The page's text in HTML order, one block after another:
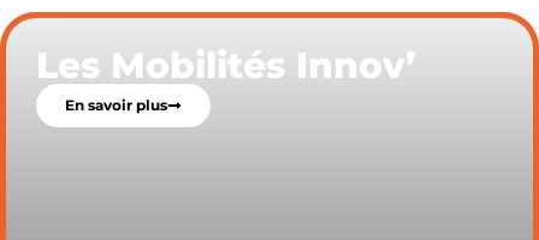
Les Mobilités Innov’
En savoir plus